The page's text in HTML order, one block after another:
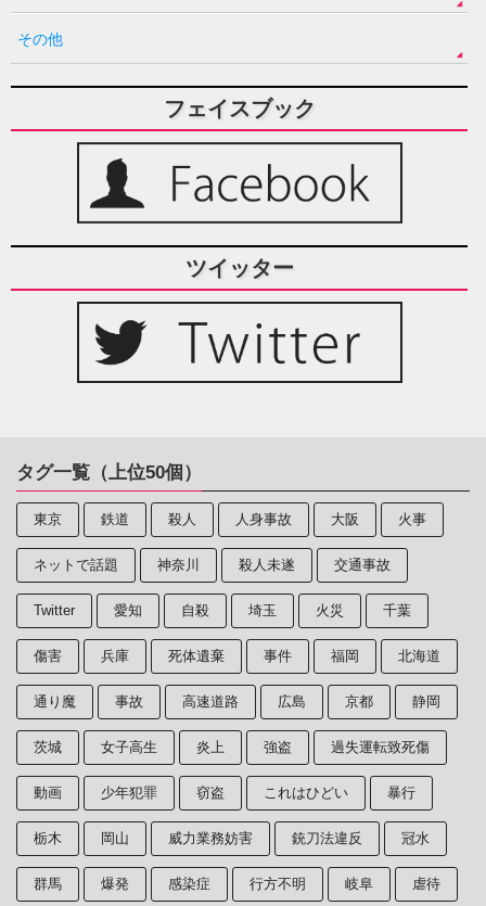
その他
フェイスブック
ツイッター
タグ一覧（上位50個）
東京 鉄道 殺人 人身事故 大阪 火事
ネットで話題 神奈川 殺人未遂 交通事故
Twitter 愛知 自殺 埼玉 火災 千葉
傷害 兵庫 死体遺棄 事件 福岡 北海道
通り魔 事故 高速道路 広島 京都 静岡
茨城 女子高生 炎上 強盗 過失運転致死傷
動画 少年犯罪 窃盗 これはひどい 暴行
栃木 岡山 威力業務妨害 銃刀法違反 冠水
群馬 爆発 感染症 行方不明 岐阜 虐待